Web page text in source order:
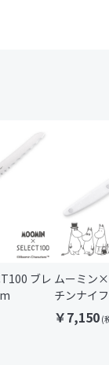
ブレ ムーミン
チンナイ
120mm
￥7,150